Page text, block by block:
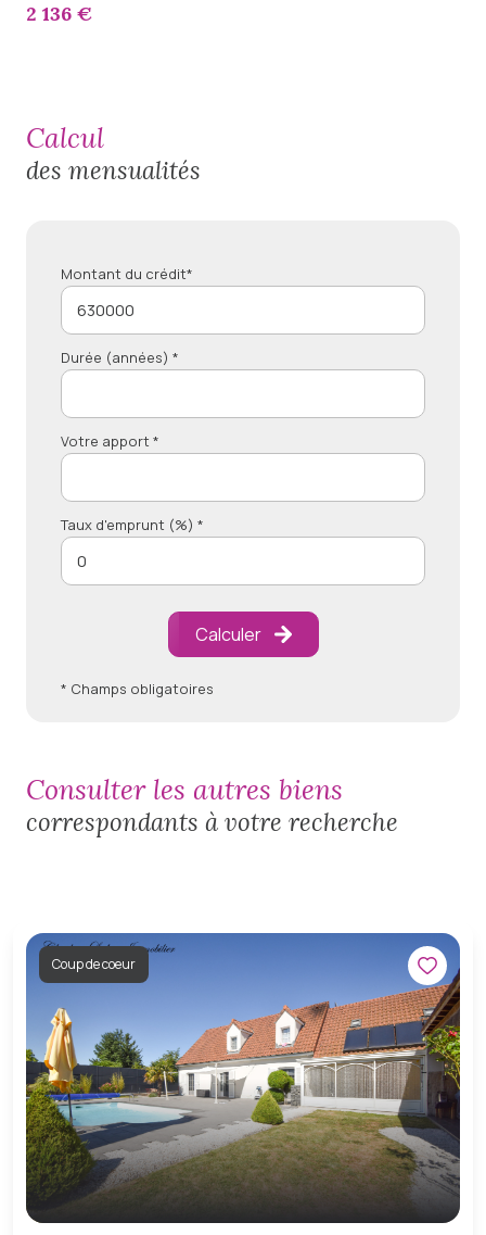
2 136 €
calcul
des mensualités
Montant du crédit*
Durée (années) *
Votre apport *
Taux d'emprunt (%) *
Calculer
* Champs obligatoires
consulter les autres biens
correspondants à votre recherche
Coup de coeur